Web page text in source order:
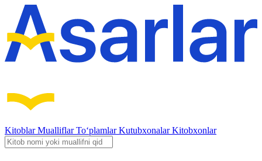
KitoblarMualliflarTo‘plamlarKutubxonalarKitobxonlar